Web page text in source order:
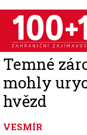
Přejít
hlavnímu
obsahu
Temné
mohly
hvězd
VESMÍR